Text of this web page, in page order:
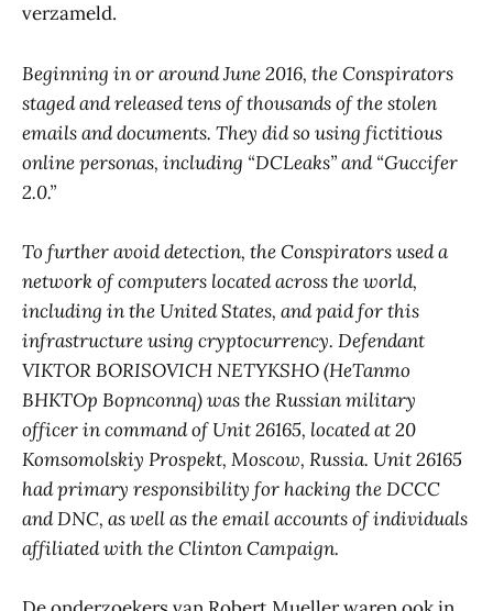
verzameld.
Beginning in or around June 2016, the Conspirators
staged and released tens of thousands of the stolen
emails and documents. They did so using fictitious
online personas, including “DCLeaks” and “Guccifer
2.0.”
To further avoid detection, the Conspirators used a
network of computers located across the world,
including in the United States, and paid for this
infrastructure using cryptocurrency. Defendant
VIKTOR BORISOVICH NETYKSHO (HeTanmo
BHKTOp Bopnconnq) was the Russian military
officer in command of Unit 26165, located at 20
Komsomolskiy Prospekt, Moscow, Russia. Unit 26165
had primary responsibility for hacking the DCCC
and DNC, as well as the email accounts of individuals
affiliated with the Clinton Campaign.